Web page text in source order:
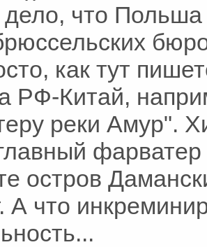
дело, что
как тут
РФ-Китай,
реки Амур".
фарватер
остров
А что